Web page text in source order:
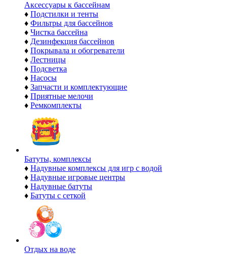
Аксессуары к бассейнам
♦ Подстилки и тенты
♦ Фильтры для бассейнов
♦ Чистка бассейна
♦ Дезинфекция бассейнов
♦ Покрывала и обогреватели
♦ Лестницы
♦ Подсветка
♦ Насосы
♦ Запчасти и комплектующие
♦ Приятные мелочи
♦ Ремкомплекты
Батуты, комплексы
♦ Надувные комплексы для игр с водой
♦ Надувные игровые центры
♦ Надувные батуты
♦ Батуты с сеткой
Отдых на воде